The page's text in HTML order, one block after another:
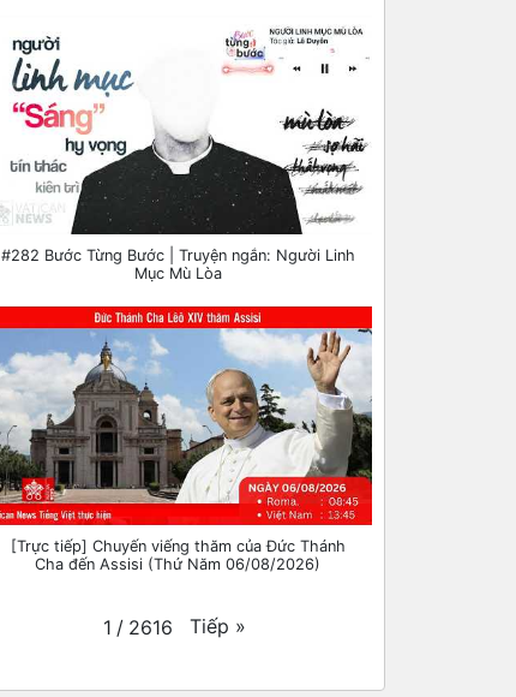
#282 Bước Từng Bước | Truyện ngắn: Người Linh
Mục Mù Lòa
[Trực tiếp] Chuyến viếng thăm của Đức Thánh
Cha đến Assisi (Thứ Năm 06/08/2026)
1 / 2616 Tiếp »